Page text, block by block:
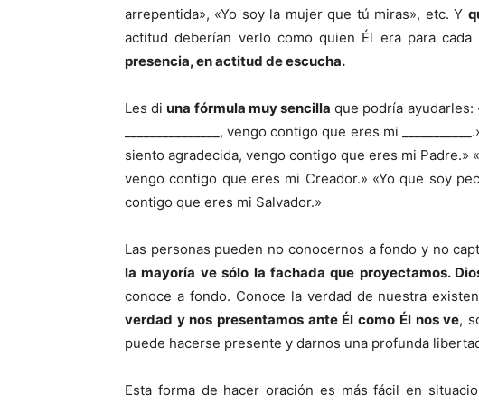
arrepentida», «Yo soy la mujer que tú miras», etc. Y
actitud deberían verlo como quien Él era para
presencia, en actitud de escucha.
Les diuna fórmula muy sencilla que podría ayudarles:
_______________, vengo contigo que eres mi
siento agradecida, vengo contigo que eres mi Padre.»
vengo contigo que eres mi Creador.» «Yo que soy
contigo que eres mi Salvador.»
Las personas pueden no conocernos a fondo y no
la mayoría ve sólo la fachada que proyectamos.
conoce a fondo. Conoce la verdad de nuestra
verdad y nos presentamos ante Él como Él nos ve,
puede hacerse presente y darnos una profunda
Esta forma de hacer oración es más fácil en